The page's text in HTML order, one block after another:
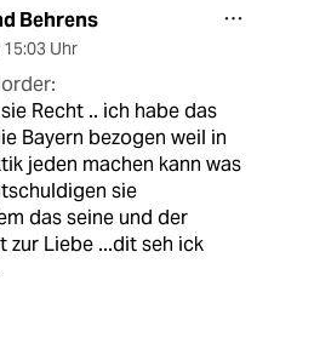
Behrens
15:03 Uhr
Recht .. ich habe das
Bayern bezogen weil in
jeden machen kann was
sie
das seine und der
zur Liebe ...dit seh ick